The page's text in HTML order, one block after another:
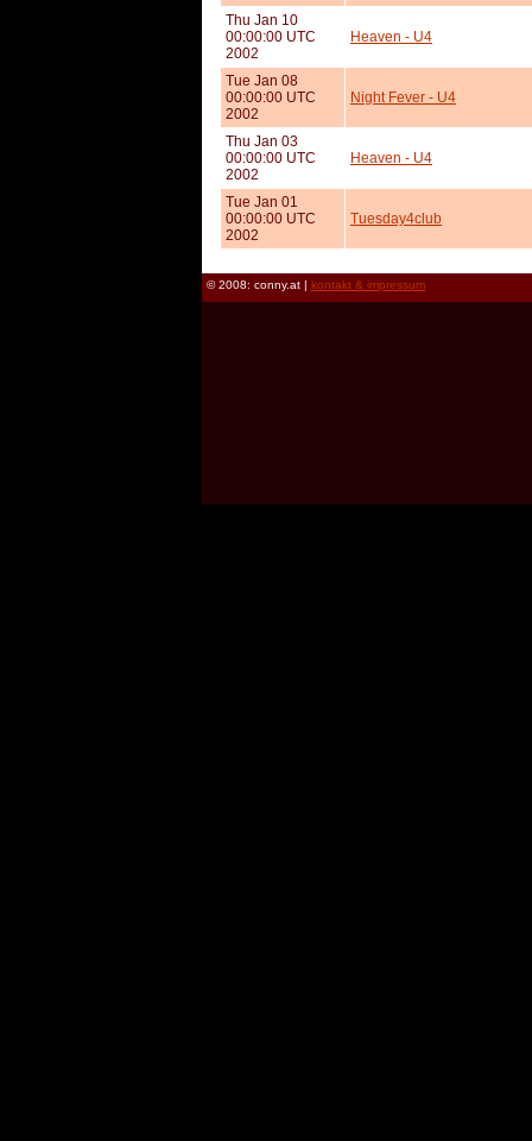
Thu Jan 10
00:00:00 UTC
2002
Heaven - U4
Tue Jan 08
00:00:00 UTC
2002
Night Fever - U4
Thu Jan 03
00:00:00 UTC
2002
Heaven - U4
Tue Jan 01
00:00:00 UTC
2002
Tuesday4club
© 2008: conny.at | kontakt & impressum